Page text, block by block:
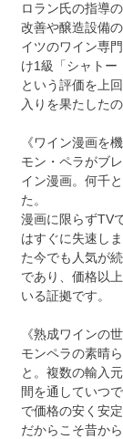
ロラン氏の指導
改善や醸造設備
イツのワイン専
け1級「シャトー
という評価を上
入りを果たしたの
《ワイン漫画を
モン・ペラがブ
イン漫画。何千
た。
漫画に限らずTV
はすぐに失速し
た今でも人気が
であり、価格以
いる証拠です。
《熟成ワインの
モンペラの素晴
と。複数の輸入
間を通していつ
で価格の安く安
だからこそ昔か